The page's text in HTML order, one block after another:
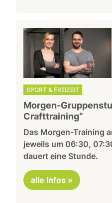
SPORT & FREIZEIT
Morgen-
Crafttraining“
Das Morgen-Training
jeweils um 06:30,
dauert eine Stunde.
alle Infos »